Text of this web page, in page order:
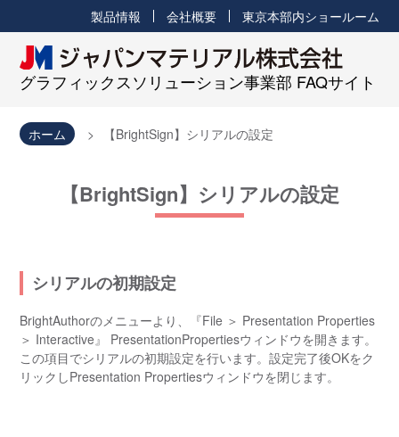
グラフィックスソリューション事業部 FAQサイト
製品情報 会社概要 東京本部内ショールーム
ホーム 【BrightSign】シリアルの設定
【BrightSign】シリアルの設定
シリアルの初期設定
BrightAuthorのメニューより、『File ＞ Presentation Properties
＞ Interactive』 PresentationPropertiesウィンドウを開きます。
この項目でシリアルの初期設定を行います。設定完了後OKをク
リックしPresentation Propertiesウィンドウを閉じます。